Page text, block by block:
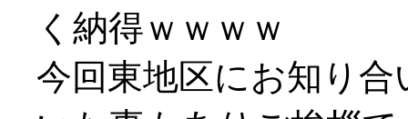
く納得ｗｗｗｗ
今回東地区にお知り